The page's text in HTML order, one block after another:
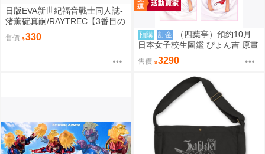
日版EVA新世紀福音戰士同人誌-
渚薰碇真嗣/RAYTREC【3番目の
呪い3】
售價 330 預購 訂金
（四葉亭）預約10月
日本女子校生圖鑑 ぴょん吉 原畫
国分寺美紗 日曬ver 抱枕套 0826
售價 3290